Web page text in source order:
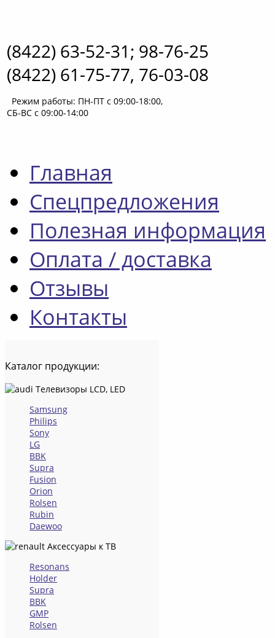
(8422) 63-52-31; 98-76-25
(8422) 61-75-77, 76-03-08
Режим работы: ПН-ПТ с 09:00-18:00,
СБ-ВС с 09:00-14:00
Главная
Спецпредложения
Полезная информация
Оплата / доставка
Отзывы
Контакты
Каталог продукции:
Телевизоры LCD, LED
Samsung
Philips
Sony
LG
BBK
Supra
Fusion
Orion
Rolsen
Rubin
Daewoo
Аксессуары к ТВ
Resonans
Holder
Supra
BBK
GMP
Rolsen